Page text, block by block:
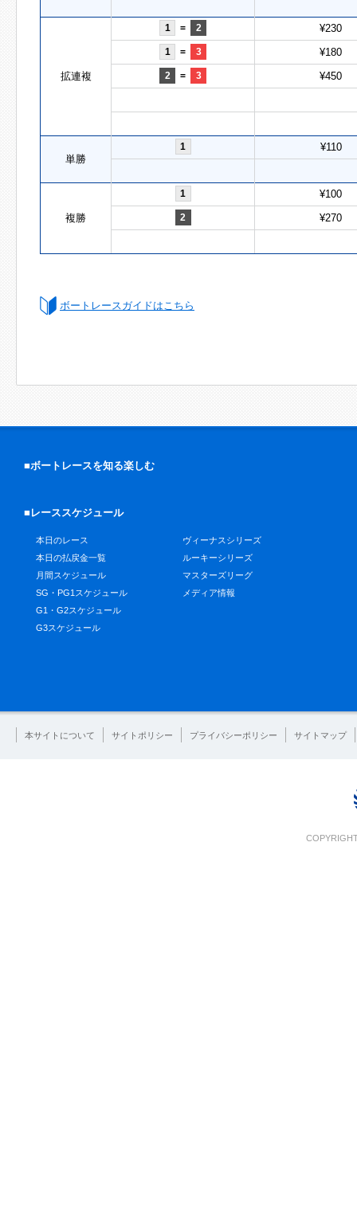
拡連複
1 = 2 ¥230
1 = 3 ¥180
2 = 3 ¥450
単勝
1 ¥110
複勝
1 ¥100
2 ¥270
ボートレースガイドはこちら
■ボートレースを知る楽しむ
■レーススケジュール
本日のレース
本日の払戻金一覧
月間スケジュール
SG・PG1スケジュール
G1・G2スケジュール
G3スケジュール
ヴィーナスシリーズ
ルーキーシリーズ
マスターズリーグ
メディア情報
本サイトについて サイトポリシー プライバシーポリシー サイトマップ